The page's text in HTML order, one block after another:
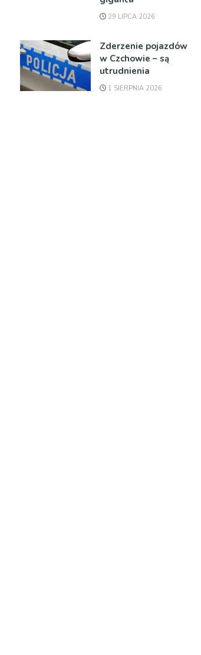
29 LIPCA 2026
Zderzenie pojazdów
w Czchowie – są
utrudnienia
1 SIERPNIA 2026